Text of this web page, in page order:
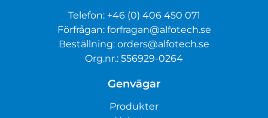
Telefon: +46 (0) 406 450 071
Förfrågan: forfragan@alfotech.se
Beställning: orders@alfotech.se
Org.nr.: 556929-0264
Genvägar
Produkter